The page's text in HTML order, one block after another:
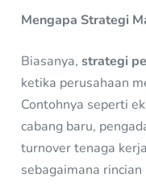
Mengapa Strategi
Biasanya,strategi
ketika perusahaan
Contohnya seperti
cabang baru,
turnover tenaga
sebagaimana